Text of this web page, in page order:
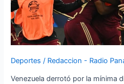
Deportes / Redaccion - Radio
Venezuela derrotó por la mínima
América
2024